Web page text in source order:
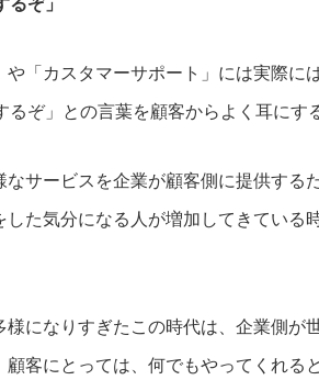
るぞ」
や「カスタマーサポート」には実際に
るぞ」との言葉を顧客からよく耳にす
なサービスを企業が顧客側に提供す
した気分になる人が増加してきている
様になりすぎたこの時代は、企業側が
顧客にとっては、何でもやってくれる